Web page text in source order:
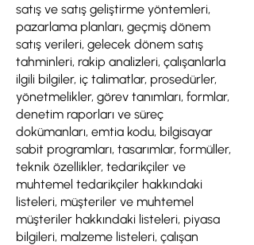
satış ve satış geliştirme yöntemleri,
pazarlama planları, geçmiş dönem
satış verileri, gelecek dönem satış
tahminleri, rakip analizleri, çalışanlarla
ilgili bilgiler, iç talimatlar, prosedürler,
yönetmelikler, görev tanımları, formlar,
denetim raporları ve süreç
dokümanları, emtia kodu, bilgisayar
sabit programları, tasarımlar, formüller,
teknik özellikler, tedarikçiler ve
muhtemel tedarikçiler hakkındaki
listeleri, müşteriler ve muhtemel
müşteriler hakkındaki listeleri, piyasa
bilgileri, malzeme listeleri, çalışan